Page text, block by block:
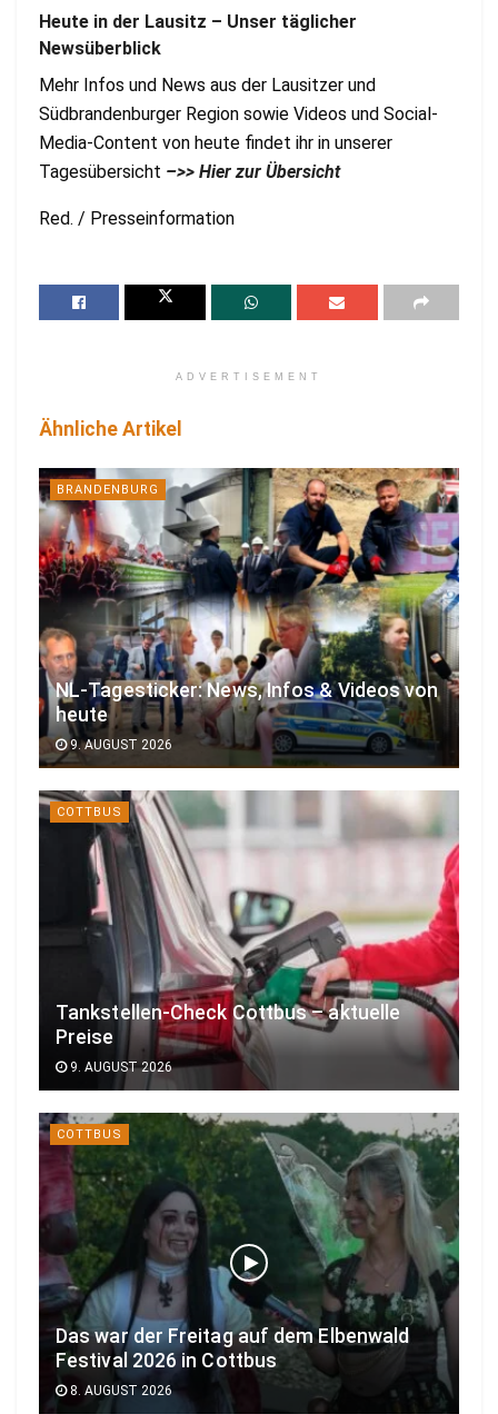
Heute in der Lausitz – Unser täglicher
Newsüberblick
Mehr Infos und News aus der Lausitzer und
Südbrandenburger Region sowie Videos und Social-
Media-Content von heute findet ihr in unserer
Tagesübersicht –>> Hier zur Übersicht
Red. / Presseinformation
ADVERTISEMENT
Ähnliche Artikel
BRANDENBURG
NL-Tagesticker: News, Infos & Videos von
heute
9. AUGUST 2026
COTTBUS
Tankstellen-Check Cottbus – aktuelle
Preise
9. AUGUST 2026
COTTBUS
Das war der Freitag auf dem Elbenwald
Festival 2026 in Cottbus
8. AUGUST 2026